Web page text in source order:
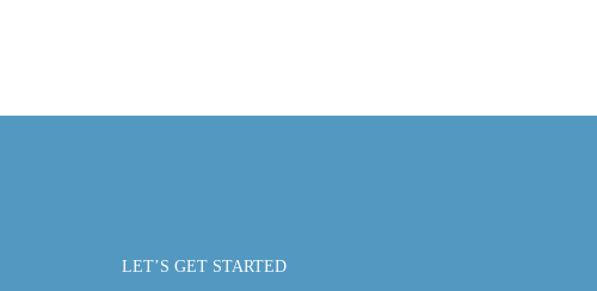
LET’S GET STARTED